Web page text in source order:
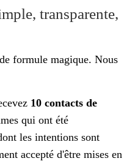
transparente,
formule magique. Nous
10 contacts de
qui ont été
les intentions sont
accepté d'être mises en